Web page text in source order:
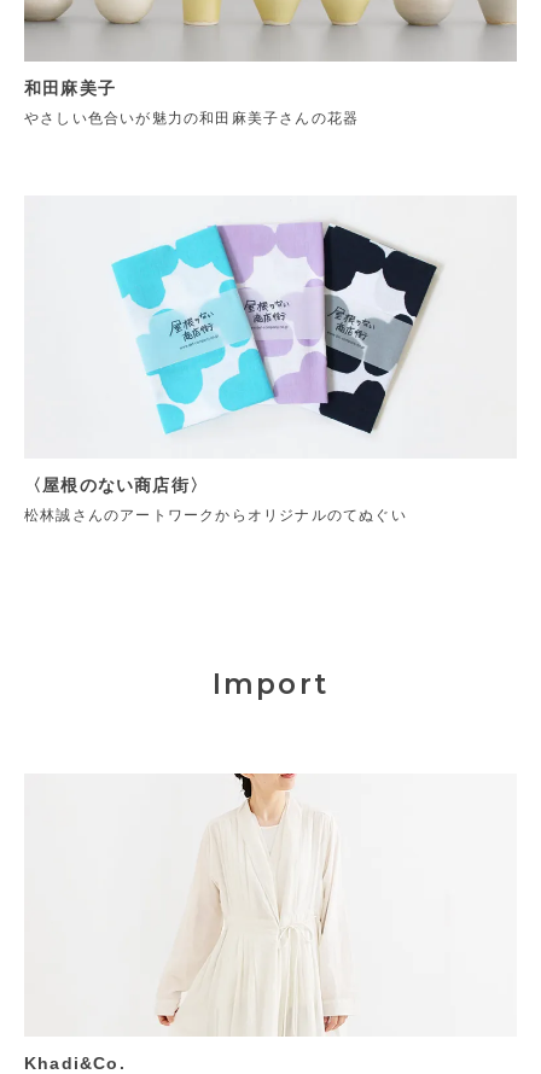
和田麻美子
やさしい色合いが魅力の和田麻美子さんの花器
〈屋根のない商店街〉
松林誠さんのアートワークからオリジナルのてぬぐい
Import
Khadi&Co.